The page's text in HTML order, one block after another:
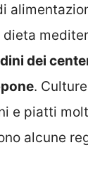
dei
.
e piatti
alcune